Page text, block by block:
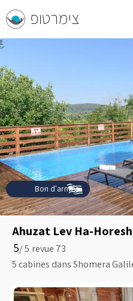
צימרטופ
Ahuzat Lev Ha-Horesh
5 /
5
5 cabines dans Shomera
Bon d'armée